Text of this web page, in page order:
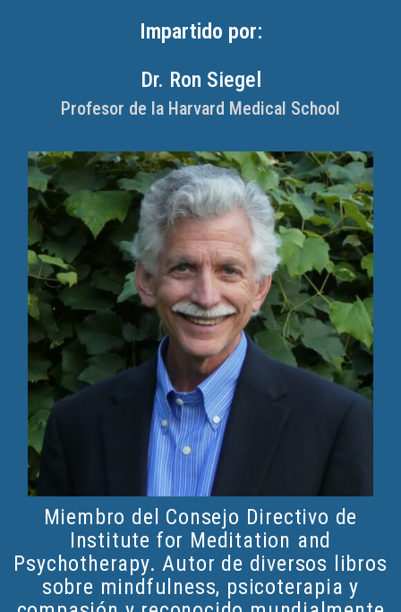
Impartido por:
Dr. Ron Siegel
Profesor de la Harvard Medical School
Miembro del Consejo Directivo de
Institute for Meditation and
Psychotherapy. Autor de diversos libros
sobre mindfulness, psicoterapia y